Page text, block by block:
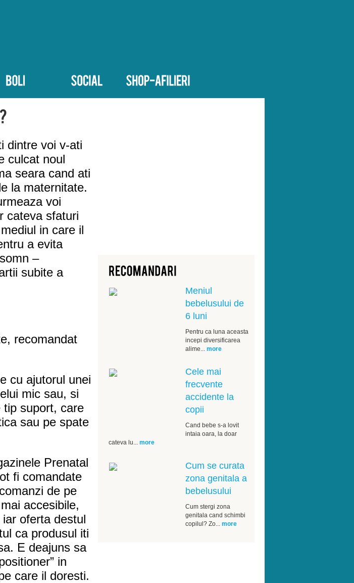
dintre voi v-ati
culcat noul
seara cand ati
la maternitate.
voi
cateva sfaturi
in care il
a evita
–
subite a
recomandat
cu ajutorul unei
mic sau, si
tip suport, care
sau pe spate
Prenatal
fi comandate
de pe
accesibile,
oferta destul
ca produsul iti
E deajuns sa
in
care il doresti.
Meniul
bebelusului de
6 luni
Pentru ca luna aceasta
incepi diversificarea
alime... more
Cele mai
frecvente
accidente la
copii
Cand bebe s-a lovit
intaia oara, la doar
cateva lu... more
Cum se curata
zona genitala a
bebelusului
Cum stergi zona
genitala cand schimbi
copilul? Zo... more